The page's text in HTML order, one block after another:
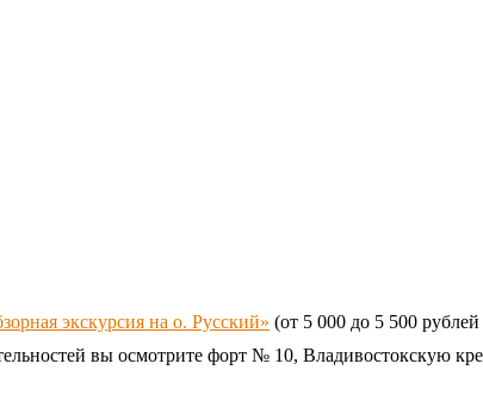
экскурсия на о. Русский» (от 5 000 до 5 500
вы осмотрите форт № 10, Владивостокскую